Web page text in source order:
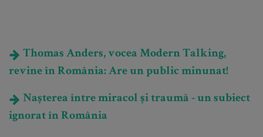
Thomas Anders, vocea Modern Talking,
revine în România: Are un public minunat!
Nașterea între miracol și traumă - un subiect
ignorat în România